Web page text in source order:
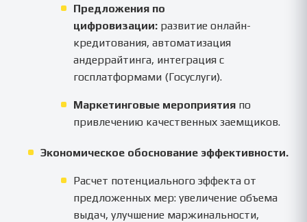
Предложения по
цифровизации: развитие онлайн-
кредитования, автоматизация
андеррайтинга, интеграция с
госплатформами (Госуслуги).
Маркетинговые мероприятия по
привлечению качественных заемщиков.
Экономическое обоснование эффективности.
Расчет потенциального эффекта от
предложенных мер: увеличение объема
выдач, улучшение маржинальности,